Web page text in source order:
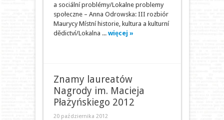
a sociální problémy/Lokalne problemy
społeczne – Anna Odrowska: III rozbiór
Maurycy Místní historie, kultura a kulturní
dědictví/Lokalna ... więcej »
Znamy laureatów
Nagrody im. Macieja
Płażyńskiego 2012
20 października 2012